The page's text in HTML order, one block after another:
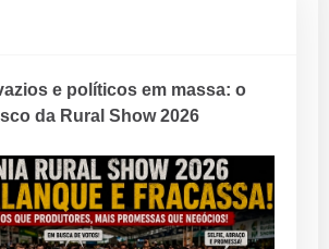
e políticos em massa: o
da Rural Show 2026